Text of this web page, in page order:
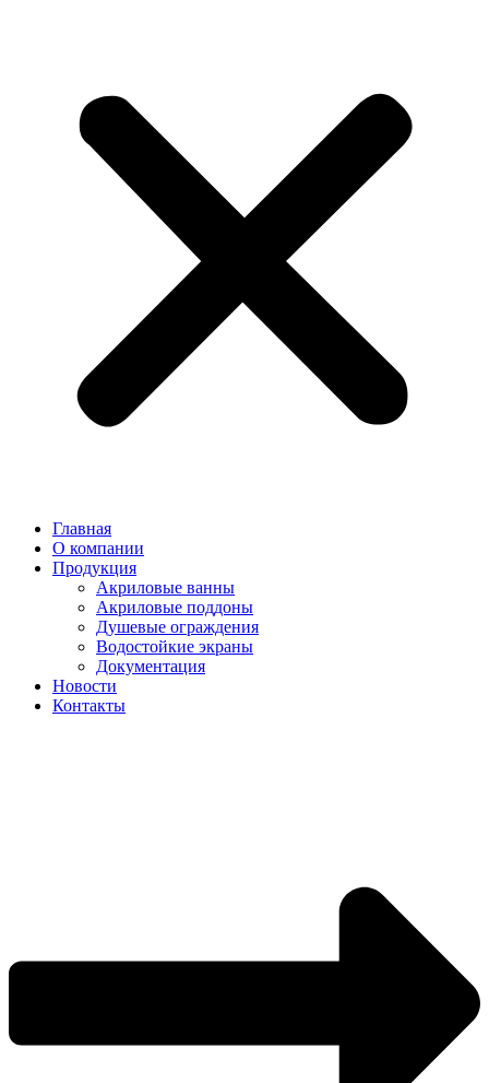
Главная
О компании
Продукция
Акриловые ванны
Акриловые поддоны
Душевые ограждения
Водостойкие экраны
Документация
Новости
Контакты